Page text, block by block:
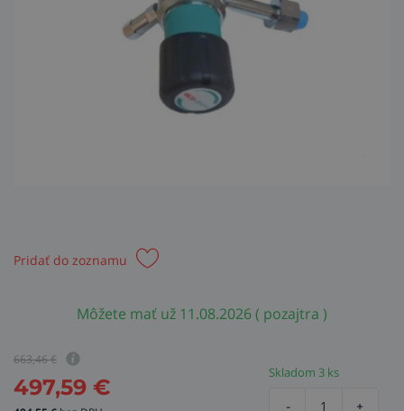
Pridať do zoznamu
Môžete mať už 11.08.2026 ( pozajtra )
663,46€
497,59 €
Skladom 3 ks
- +